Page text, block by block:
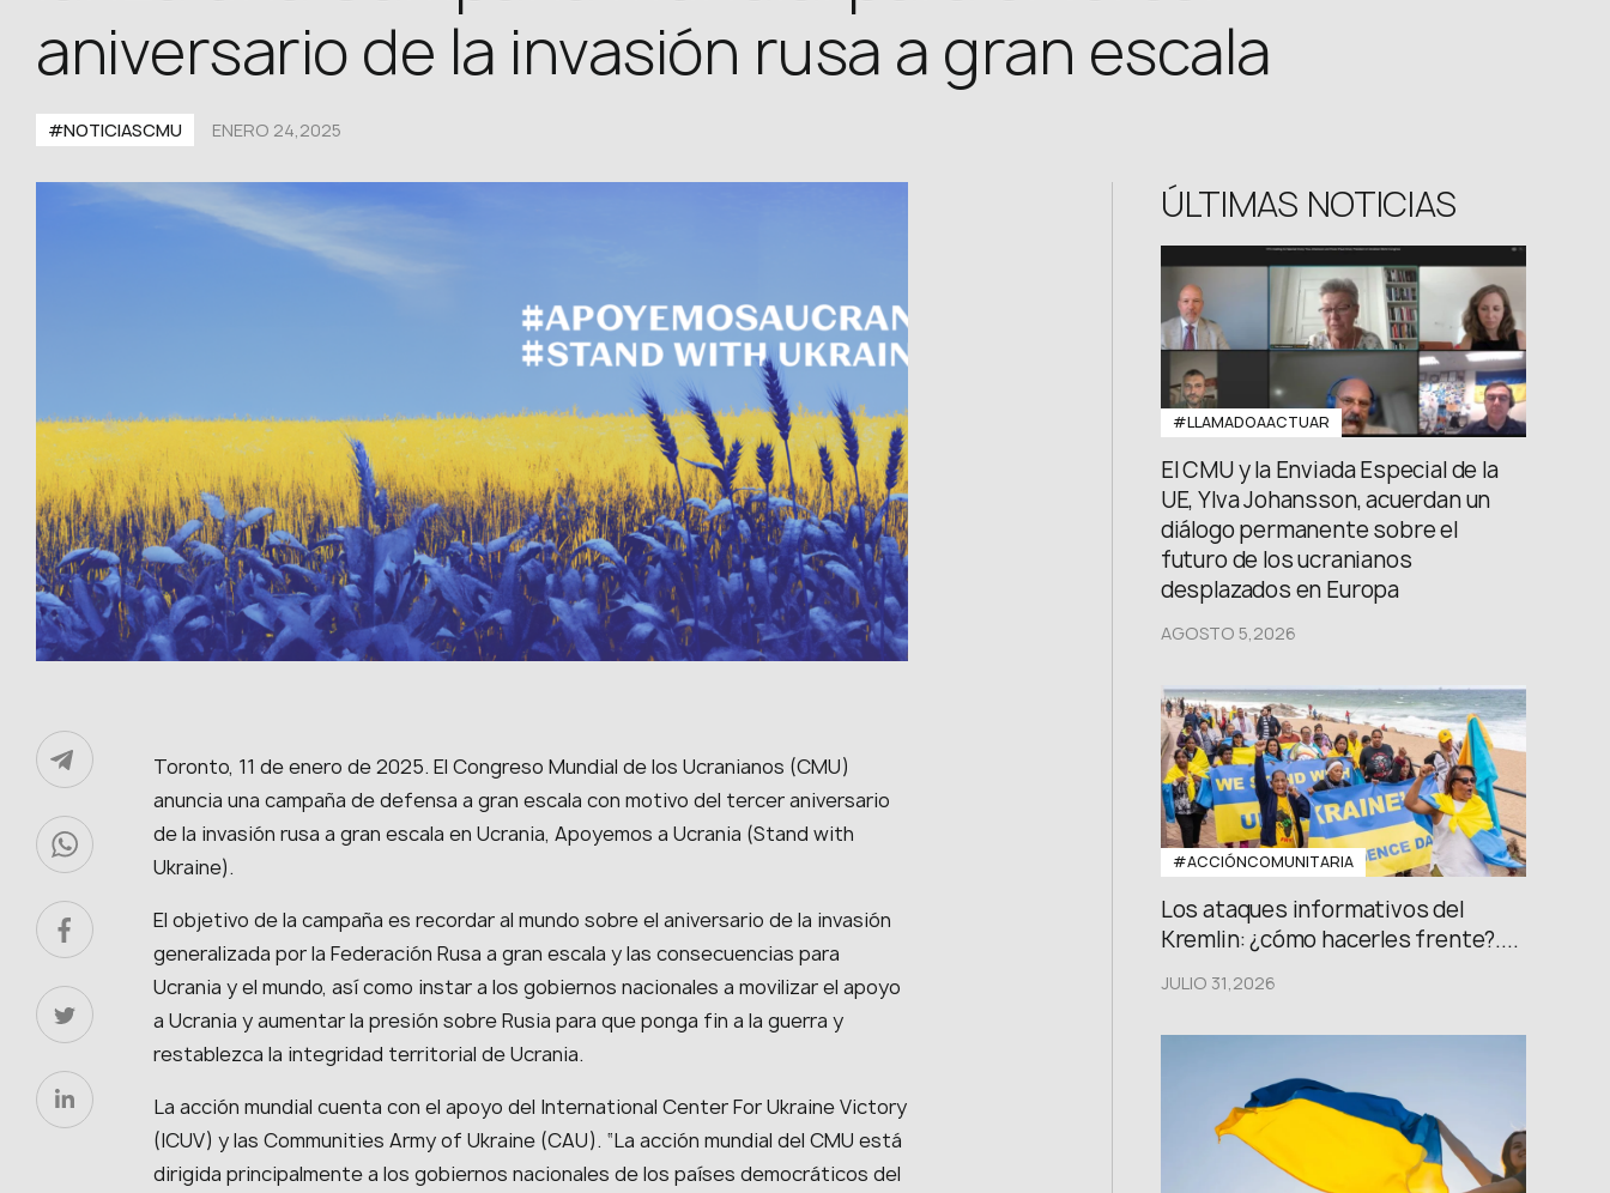
aniversario de la invasión rusa a gran escala
#NOTICIASCMU ENERO 24,2025
Toronto, 11 de enero de 2025. El Congreso Mundial de los Ucranianos (CMU)
anuncia una campaña de defensa a gran escala con motivo del tercer aniversario
de la invasión rusa a gran escala en Ucrania, Apoyemos a Ucrania (Stand with
Ukraine).
El objetivo de la campaña es recordar al mundo sobre el aniversario de la invasión
generalizada por la Federación Rusa a gran escala y las consecuencias para
Ucrania y el mundo, así como instar a los gobiernos nacionales a movilizar el apoyo
a Ucrania y aumentar la presión sobre Rusia para que ponga fin a la guerra y
restablezca la integridad territorial de Ucrania.
La acción mundial cuenta con el apoyo del International Center For Ukraine Victory
(ICUV) y las Communities Army of Ukraine (CAU). “La acción mundial del CMU está
dirigida principalmente a los gobiernos nacionales de los países democráticos del
ÚLTIMAS NOTICIAS
#LLAMADOAACTUAR
El CMU y la Enviada Especial de la
UE, Ylva Johansson, acuerdan un
diálogo permanente sobre el
futuro de los ucranianos
desplazados en Europa
AGOSTO 5,2026
#ACCIÓNCOMUNITARIA
Los ataques informativos del
Kremlin: ¿cómo hacerles frente?....
JULIO 31,2026